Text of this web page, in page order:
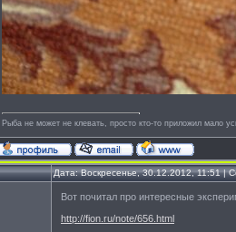
Рыба не может не клевать, просто кто-то приложил мало
Дата: Воскресенье, 30.12.2012, 11:51 |
Вот почитал про интересные
http://fion.ru/note/656.html